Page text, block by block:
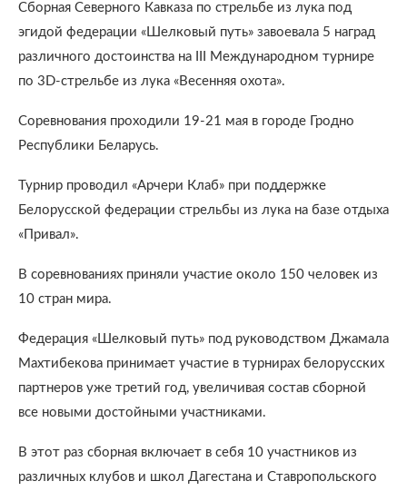
Сборная Северного Кавказа по стрельбе из лука под
эгидой федерации «Шелковый путь» завоевала 5 наград
различного достоинства на III Международном турнире
по 3D-стрельбе из лука «Весенняя охота».
Соревнования проходили 19-21 мая в городе Гродно
Республики Беларусь.
Турнир проводил «Арчери Клаб» при поддержке
Белорусской федерации стрельбы из лука на базе отдыха
«Привал».
В соревнованиях приняли участие около 150 человек из
10 стран мира.
Федерация «Шелковый путь» под руководством Джамала
Махтибекова принимает участие в турнирах белорусских
партнеров уже третий год, увеличивая состав сборной
все новыми достойными участниками.
В этот раз сборная включает в себя 10 участников из
различных клубов и школ Дагестана и Ставропольского